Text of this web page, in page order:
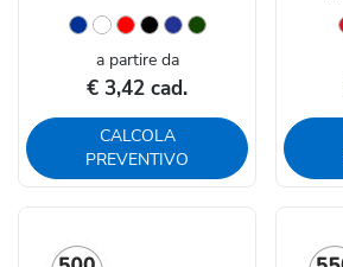
a partire da
€ 3,42 cad.
CALCOLA
PREVENTIVO